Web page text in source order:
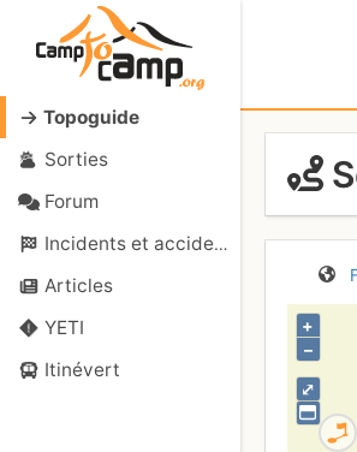
Topoguide
Sorties
Forum
Incidents et accidents
Articles
YETI
Itinévert
⤢
+
–